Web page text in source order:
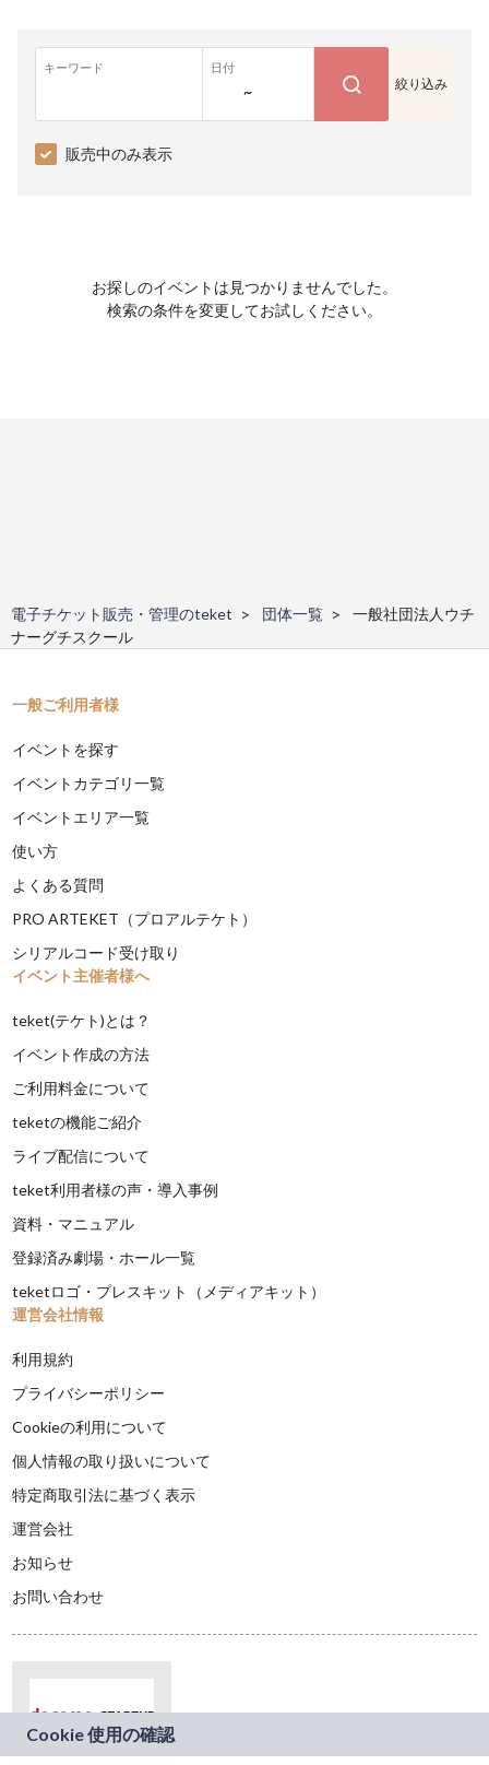
キーワード 日付
~ 絞り込み
販売中のみ表示
お探しのイベントは見つかりませんでした。
検索の条件を変更してお試しください。
電子チケット販売・管理のteket 団体一覧
一般社団法人ウチ
ナーグチスクール
一般ご利用者様
イベントを探す
イベントカテゴリ一覧
イベントエリア一覧
使い方
よくある質問
PRO ARTEKET（プロアルテケト）
シリアルコード受け取り
イベント主催者様へ
teket(テケト)とは？
イベント作成の方法
ご利用料金について
teketの機能ご紹介
ライブ配信について
teket利用者様の声・導入事例
資料・マニュアル
登録済み劇場・ホール一覧
teketロゴ・プレスキット（メディアキット）
運営会社情報
利用規約
プライバシーポリシー
Cookieの利用について
個人情報の取り扱いについて
特定商取引法に基づく表示
運営会社
お知らせ
お問い合わせ